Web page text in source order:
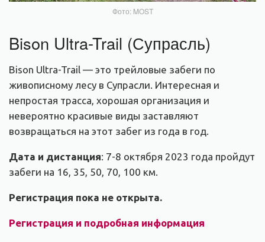
Фото: MOST
Bison Ultra-Trail (Супрасль)
Bison Ultra-Trail — это трейловые забеги по
живописному лесу в Супрасли. Интересная и
непростая трасса, хорошая организация и
невероятно красивые виды заставляют
возвращаться на этот забег из года в год.
Дата и дистанция: 7-8 октября 2023 года пройдут
забеги на 16, 35, 50, 70, 100 км.
Регистрация пока не открыта.
Регистрация и подробная информация